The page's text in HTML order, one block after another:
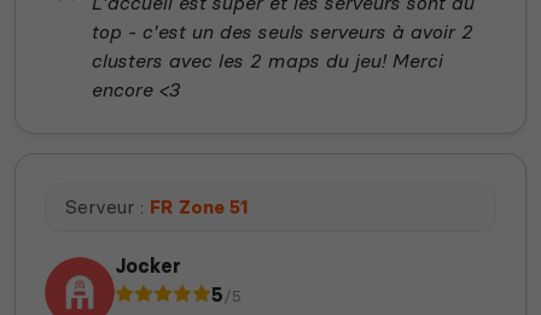
top - c'est un des seuls serveurs à avoir 2
clusters avec les 2 maps du jeu! Merci
encore <3
Serveur : FR Zone 51
Jocker
5/5